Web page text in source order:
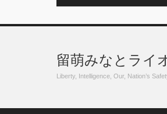
留萌みなとライ
Liberty, Intelligence, Our, Nation’s